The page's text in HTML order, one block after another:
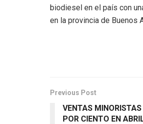
biodiesel en el país con
en la provincia de Buenos
Previous Post
VENTAS
POR CIENTO EN